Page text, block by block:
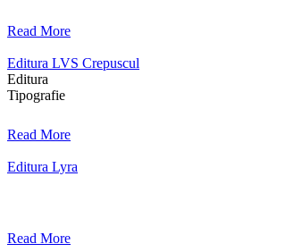
Read More
Editura LVS Crepuscul
Editura
Tipografie
Read More
Editura Lyra
Read More